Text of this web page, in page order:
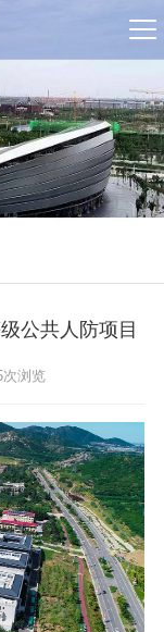
公共人防项目
次浏览